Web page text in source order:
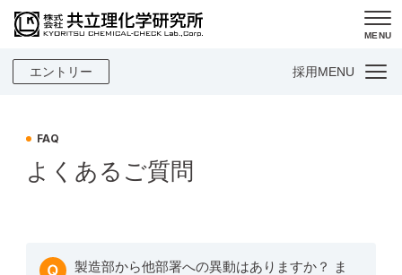
MENU
採用MENU
エントリー
FAQ
よくあるご質問
製造部から他部署への異動はありますか？ ま